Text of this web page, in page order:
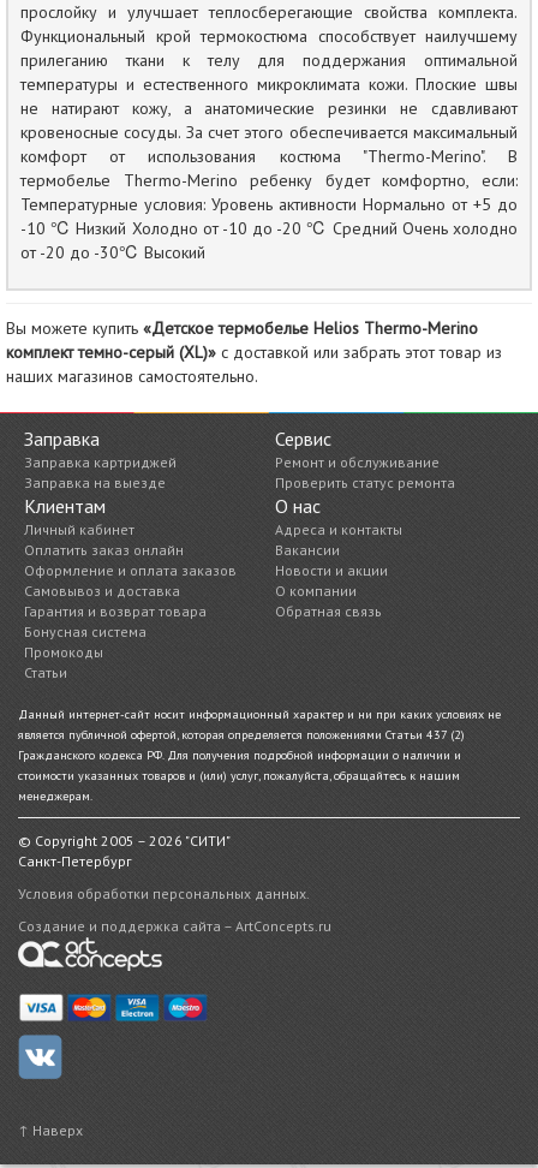
прослойку и улучшает теплосберегающие свойства комплекта.
Функциональный крой термокостюма способствует наилучшему
прилеганию ткани к телу для поддержания оптимальной
температуры и естественного микроклимата кожи. Плоские швы
не натирают кожу, а анатомические резинки не сдавливают
кровеносные сосуды. За счет этого обеспечивается максимальный
комфорт от использования костюма "Thermo-Merino". В
термобелье Thermo-Merino ребенку будет комфортно, если:
Температурные условия: Уровень активности Нормально от +5 до
-10 ℃ Низкий Холодно от -10 до -20 ℃ Средний Очень холодно
от -20 до -30℃ Высокий
Вы можете купить «Детское термобелье Helios Thermo-Merino
комплект темно-серый (XL)» с доставкой или забрать этот товар из
наших магазинов самостоятельно.
Заправка
Заправка картриджей
Заправка на выезде
Сервис
Ремонт и обслуживание
Проверить статус ремонта
Клиентам
Личный кабинет
Оплатить заказ онлайн
Оформление и оплата заказов
Самовывоз и доставка
Гарантия и возврат товара
Бонусная система
Промокоды
Статьи
О нас
Адреса и контакты
Вакансии
Новости и акции
О компании
Обратная связь
Данный интернет-сайт носит информационный характер и ни при каких условиях не
является публичной офертой, которая определяется положениями Статьи 437 (2)
Гражданского кодекса РФ. Для получения подробной информации о наличии и
стоимости указанных товаров и (или) услуг, пожалуйста, обращайтесь к нашим
менеджерам.
© Copyright 2005 – 2026 "СИТИ"
Санкт-Петербург
Условия обработки персональных данных.
Создание и поддержка сайта – ArtConcepts.ru
↑ Наверх